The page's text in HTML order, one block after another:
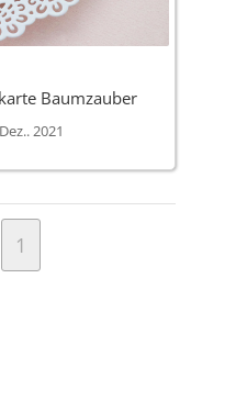
Baumzauber
2021
1